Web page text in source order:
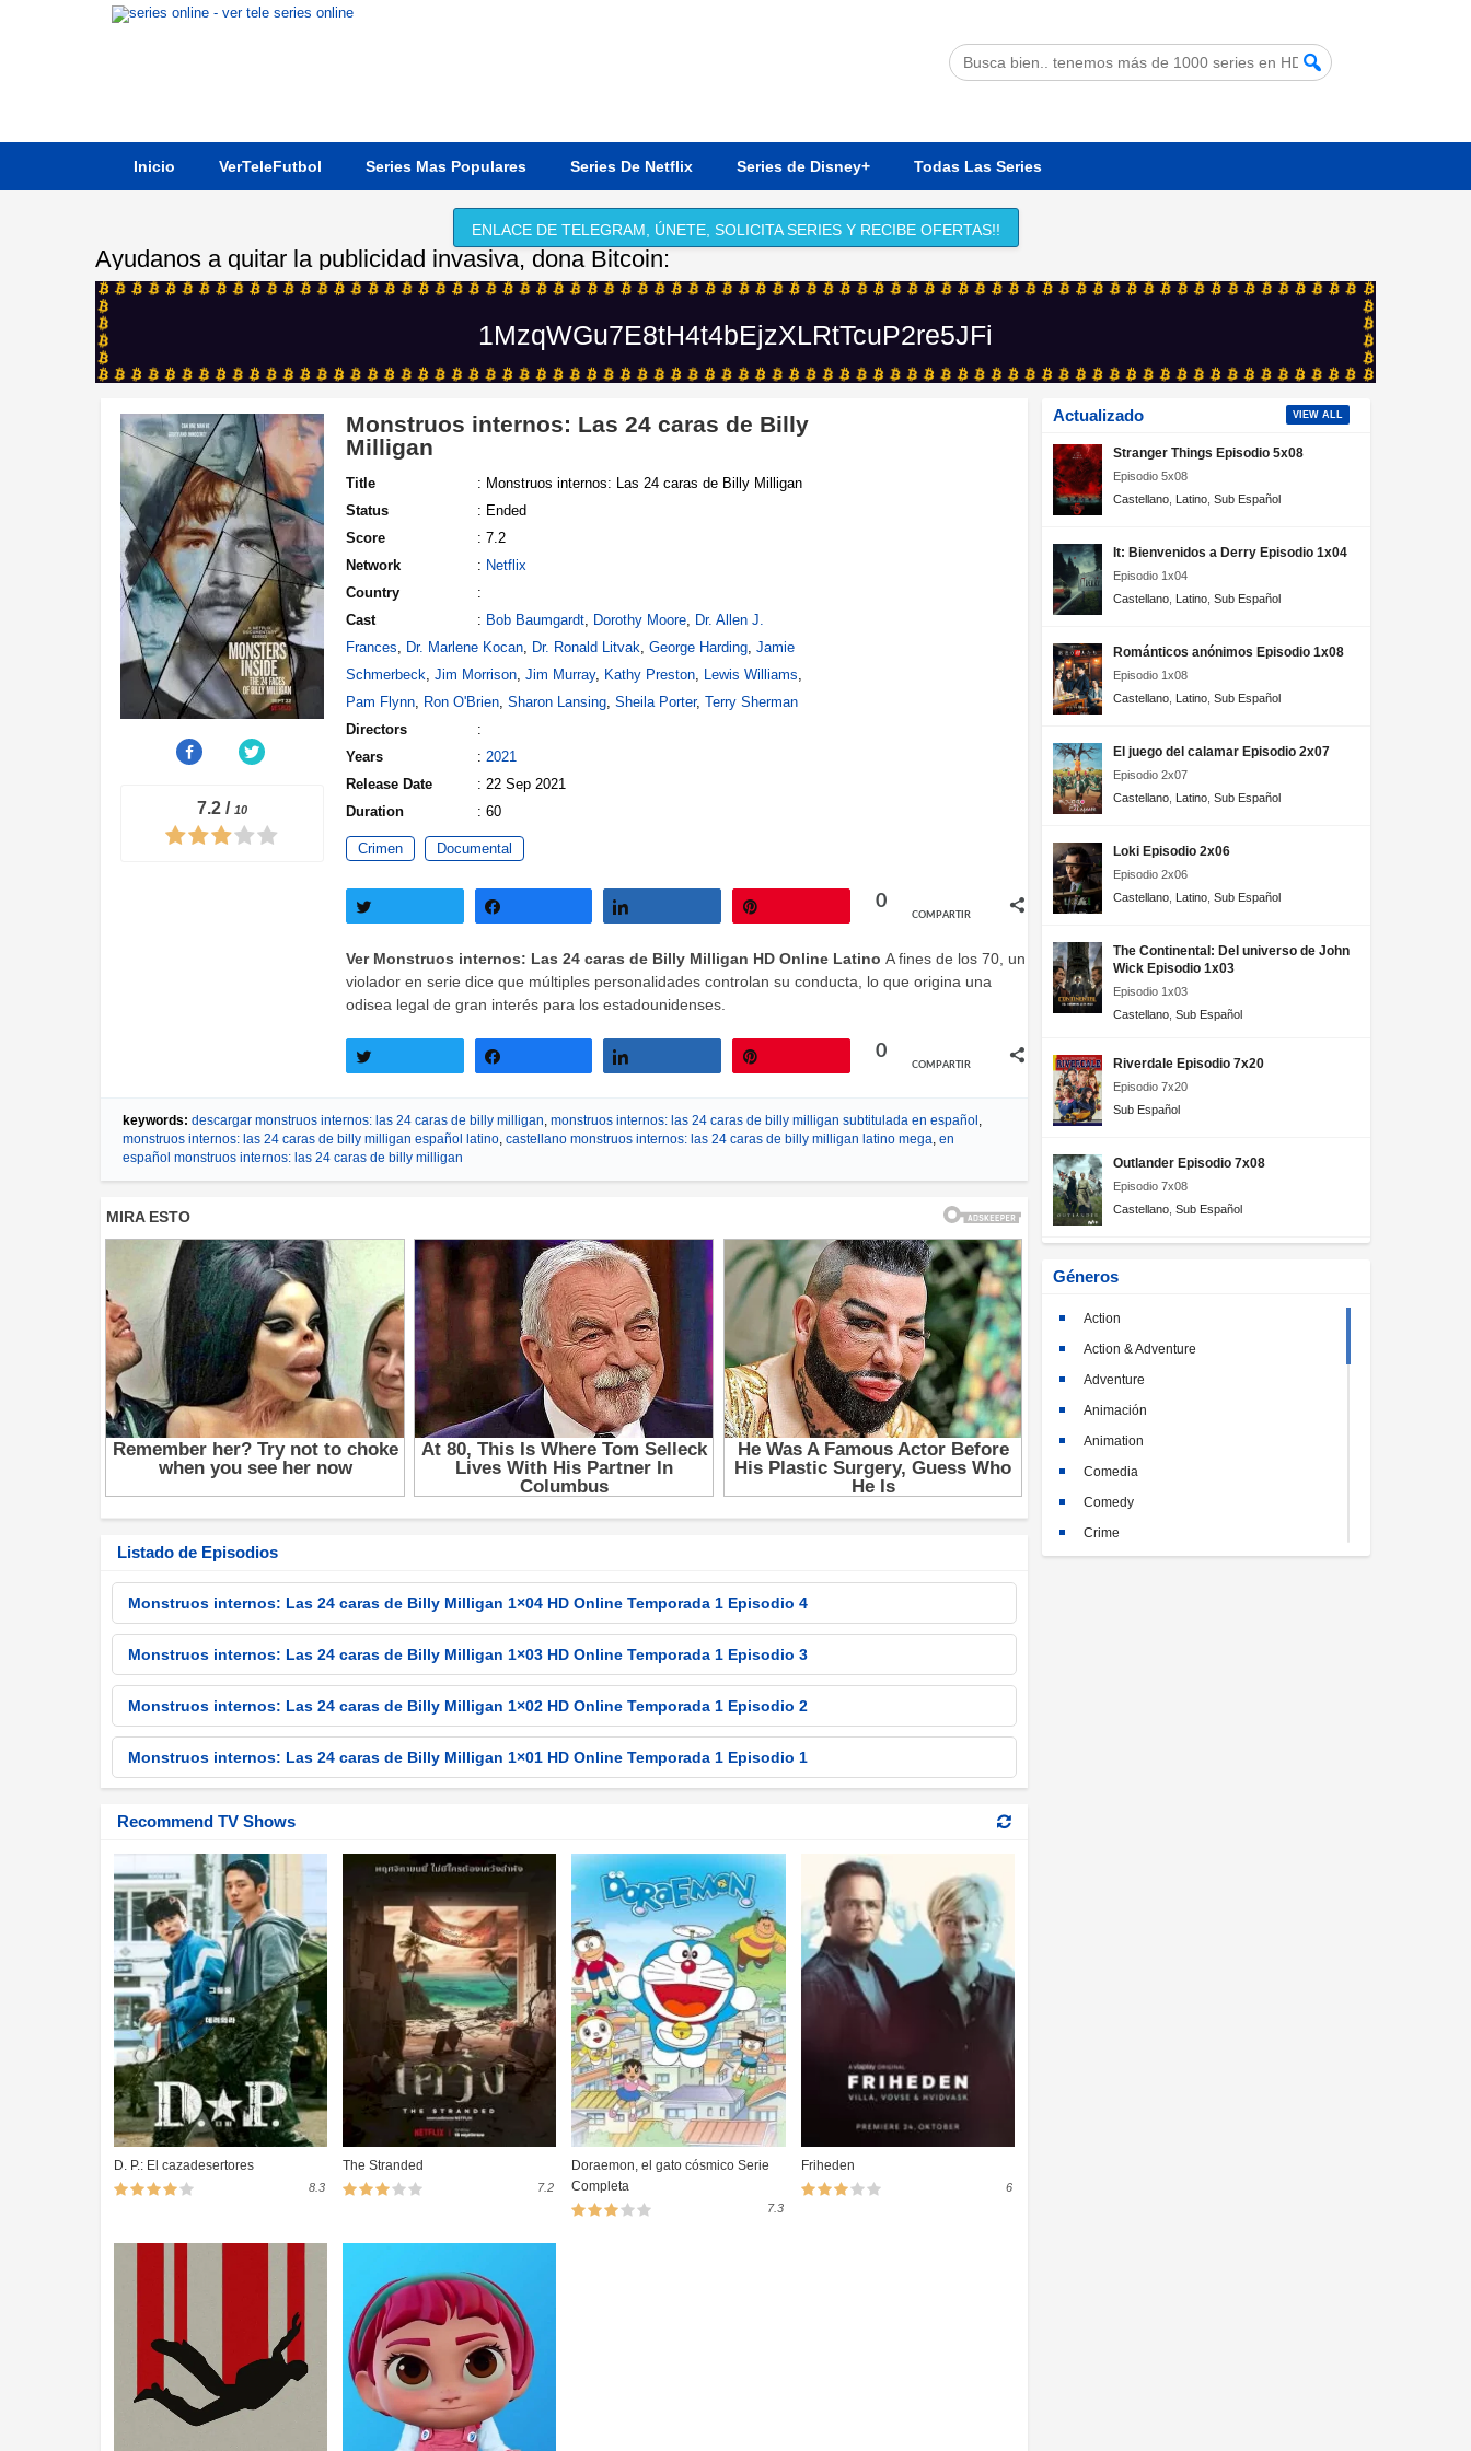
Inicio VerTeleFutbol Series Mas Populares Series De Netflix Series de Disney+ Todas Las Series
ENLACE DE TELEGRAM, ÚNETE, SOLICITA SERIES Y RECIBE OFERTAS!!
Ayudanos a quitar la publicidad invasiva, dona Bitcoin:
1MzqWGu7E8tH4t4bEjzXLRtTcuP2re5JFi
7.2 / 10
Monstruos internos: Las 24 caras de Billy
Milligan
Title
: Monstruos internos: Las 24 caras de Billy Milligan
Status
: Ended
Score
: 7.2
Network
: Netflix
Country
:
Cast
: Bob Baumgardt, Dorothy Moore, Dr. Allen J.
Frances, Dr. Marlene Kocan, Dr. Ronald Litvak, George Harding, Jamie
Schmerbeck, Jim Morrison, Jim Murray, Kathy Preston, Lewis Williams,
Pam Flynn, Ron O'Brien, Sharon Lansing, Sheila Porter, Terry Sherman
Directors
:
Years
: 2021
Release Date
: 22 Sep 2021
Duration
: 60
Crimen Documental
0
COMPARTIR
Ver Monstruos internos: Las 24 caras de Billy Milligan HD Online Latino A fines de los 70, un
violador en serie dice que múltiples personalidades controlan su conducta, lo que origina una
odisea legal de gran interés para los estadounidenses.
0
COMPARTIR
keywords: descargar monstruos internos: las 24 caras de billy milligan, monstruos internos: las 24 caras de billy milligan subtitulada en español ,
monstruos internos: las 24 caras de billy milligan español latino, castellano monstruos internos: las 24 caras de billy milligan latino mega, en
español monstruos internos: las 24 caras de billy milligan
Listado de Episodios
Monstruos internos: Las 24 caras de Billy Milligan 1×04 HD Online Temporada 1 Episodio 4
Monstruos internos: Las 24 caras de Billy Milligan 1×03 HD Online Temporada 1 Episodio 3
Monstruos internos: Las 24 caras de Billy Milligan 1×02 HD Online Temporada 1 Episodio 2
Monstruos internos: Las 24 caras de Billy Milligan 1×01 HD Online Temporada 1 Episodio 1
Recommend TV Shows
D. P.: El cazadesertores
8.3
The Stranded
7.2
Doraemon, el gato cósmico Serie
Completa
7.3
Friheden
6
Actualizado VIEW ALL
Stranger Things Episodio 5x08
Episodio 5x08
Castellano Latino Sub Español
It: Bienvenidos a Derry Episodio 1x04
Episodio 1x04
Castellano Latino Sub Español
Románticos anónimos Episodio 1x08
Episodio 1x08
Castellano Latino Sub Español
El juego del calamar Episodio 2x07
Episodio 2x07
Castellano Latino Sub Español
Loki Episodio 2x06
Episodio 2x06
Castellano Latino Sub Español
The Continental: Del universo de John
Wick Episodio 1x03
Episodio 1x03
Castellano Sub Español
Riverdale Episodio 7x20
Episodio 7x20
Sub Español
Outlander Episodio 7x08
Episodio 7x08
Castellano Sub Español
Géneros
Action
Action & Adventure
Adventure
Animación
Animation
Comedia
Comedy
Crime